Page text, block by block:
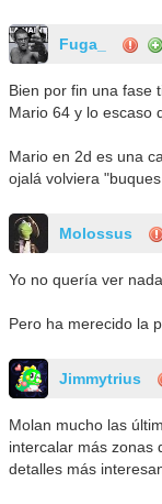
Fuga_
Bien por fin una fase
Mario 64 y lo escaso
Mario en 2d es una
ojalá volviera
Molossus
Yo no quería ver
Pero ha merecido la
Jimmytrius
Molan mucho las
intercalar más zonas
detalles más